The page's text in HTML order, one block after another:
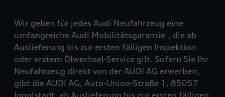
Wir geben für jedes Audi Neufahrzeug eine
umfangreiche Audi Mobilitätsgarantie1 , die ab
Auslieferung bis zur ersten fälligen Inspektion
oder erstem Ölwechsel-Service gilt. Sofern Sie Ihr
Neufahrzeug direkt von der AUDI AG erwerben,
gibt die AUDI AG, Auto-Union-Straße 1, 85057